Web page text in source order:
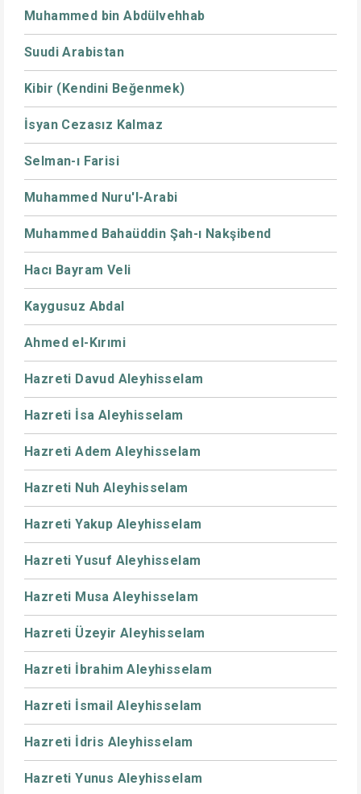
Muhammed bin Abdülvehhab
Suudi Arabistan
Kibir (Kendini Beğenmek)
İsyan Cezasız Kalmaz
Selman-ı Farisi
Muhammed Nuru'l-Arabi
Muhammed Bahaüddin Şah-ı Nakşibend
Hacı Bayram Veli
Kaygusuz Abdal
Ahmed el-Kırımi
Hazreti Davud Aleyhisselam
Hazreti İsa Aleyhisselam
Hazreti Adem Aleyhisselam
Hazreti Nuh Aleyhisselam
Hazreti Yakup Aleyhisselam
Hazreti Yusuf Aleyhisselam
Hazreti Musa Aleyhisselam
Hazreti Üzeyir Aleyhisselam
Hazreti İbrahim Aleyhisselam
Hazreti İsmail Aleyhisselam
Hazreti İdris Aleyhisselam
Hazreti Yunus Aleyhisselam